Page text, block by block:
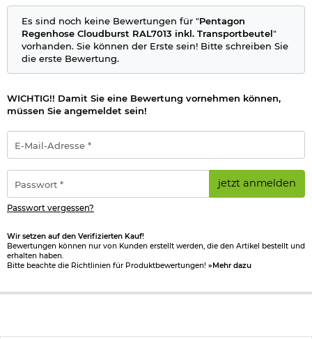
Es sind noch keine Bewertungen für "Pentagon
Regenhose Cloudburst RAL7013 inkl. Transportbeutel"
vorhanden. Sie können der Erste sein! Bitte schreiben Sie
die erste Bewertung.
WICHTIG!! Damit Sie eine Bewertung vornehmen können,
müssen Sie angemeldet sein!
Mail-
Adresse
*
jetzt anmelden
Passwort vergessen?
Wir setzen auf den Verifizierten Kauf!
Bewertungen können nur von Kunden erstellt werden, die den Artikel bestellt und
erhalten haben.
Bitte beachte die Richtlinien für Produktbewertungen! »Mehr dazu